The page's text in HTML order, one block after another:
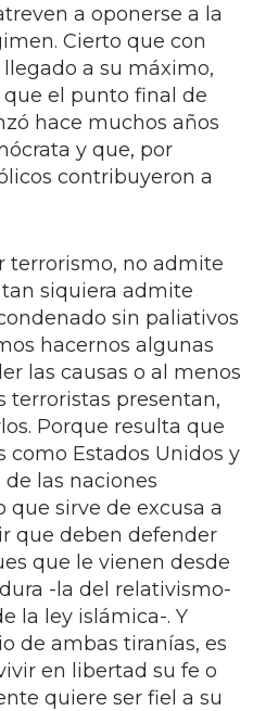
a oponerse a la
Cierto que con
a su máximo,
el punto final de
hace muchos años
y que, por
contribuyeron a
terrorismo, no admite
siquiera admite
sin paliativos
hacernos algunas
las causas o al menos
terroristas presentan,
Porque resulta que
como Estados Unidos y
las naciones
que sirve de excusa a
que deben defender
que le vienen desde
-la del relativismo-
la ley islámica-. Y
de ambas tiranías, es
en libertad su fe o
quiere ser fiel a su